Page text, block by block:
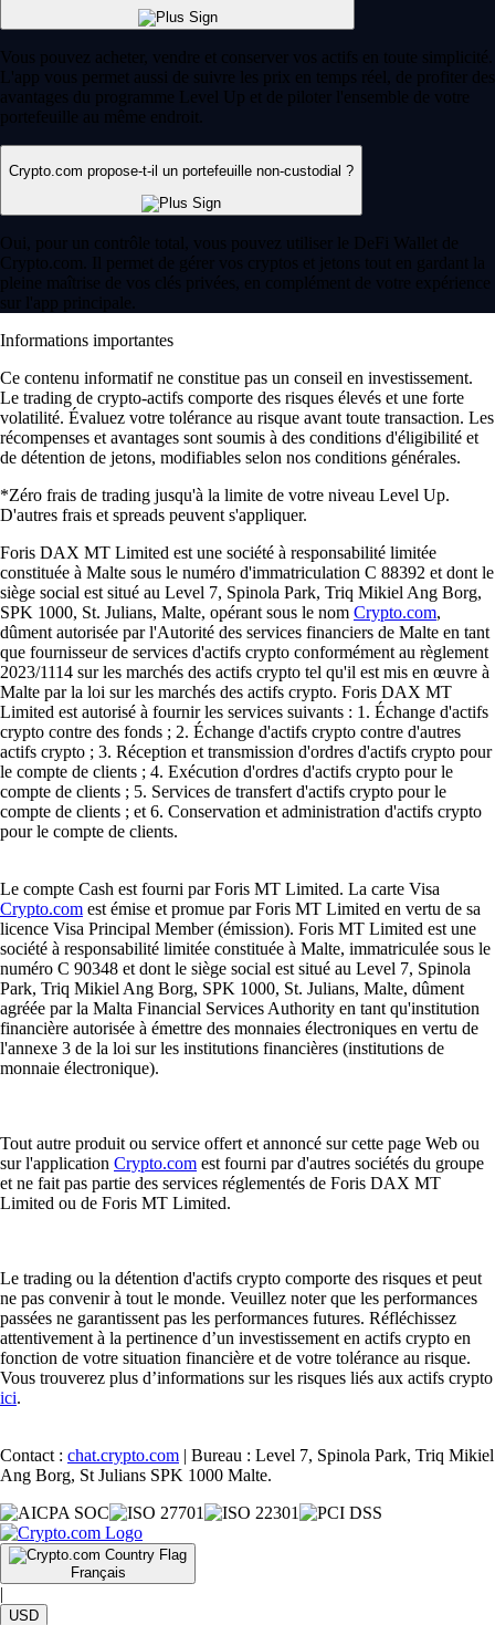
Vous pouvez acheter, vendre et conserver vos actifs en toute simplicité.
L'app vous permet aussi de suivre les prix en temps réel, de profiter des
avantages du programme Level Up et de piloter l'ensemble de votre
portefeuille au même endroit.
Crypto.com propose-t-il un portefeuille non-custodial ?
Oui, pour un contrôle total, vous pouvez utiliser le DeFi Wallet de
Crypto.com. Il permet de gérer vos cryptos et jetons tout en gardant la
pleine maîtrise de vos clés privées, en complément de votre expérience
sur l'app principale.
Informations importantes
Ce contenu informatif ne constitue pas un conseil en investissement.
Le trading de crypto-actifs comporte des risques élevés et une forte
volatilité. Évaluez votre tolérance au risque avant toute transaction. Les
récompenses et avantages sont soumis à des conditions d'éligibilité et
de détention de jetons, modifiables selon nos conditions générales.
*Zéro frais de trading jusqu'à la limite de votre niveau Level Up.
D'autres frais et spreads peuvent s'appliquer.
Foris DAX MT Limited est une société à responsabilité limitée
constituée à Malte sous le numéro d'immatriculation C 88392 et dont le
siège social est situé au Level 7, Spinola Park, Triq Mikiel Ang Borg,
SPK 1000, St. Julians, Malte, opérant sous le nom Crypto.com,
dûment autorisée par l'Autorité des services financiers de Malte en tant
que fournisseur de services d'actifs crypto conformément au règlement
2023/1114 sur les marchés des actifs crypto tel qu'il est mis en œuvre à
Malte par la loi sur les marchés des actifs crypto. Foris DAX MT
Limited est autorisé à fournir les services suivants : 1. Échange d'actifs
crypto contre des fonds ; 2. Échange d'actifs crypto contre d'autres
actifs crypto ; 3. Réception et transmission d'ordres d'actifs crypto pour
le compte de clients ; 4. Exécution d'ordres d'actifs crypto pour le
compte de clients ; 5. Services de transfert d'actifs crypto pour le
compte de clients ; et 6. Conservation et administration d'actifs crypto
pour le compte de clients.
Le compte Cash est fourni par Foris MT Limited. La carte Visa
Crypto.com est émise et promue par Foris MT Limited en vertu de sa
licence Visa Principal Member (émission). Foris MT Limited est une
société à responsabilité limitée constituée à Malte, immatriculée sous le
numéro C 90348 et dont le siège social est situé au Level 7, Spinola
Park, Triq Mikiel Ang Borg, SPK 1000, St. Julians, Malte, dûment
agréée par la Malta Financial Services Authority en tant qu'institution
financière autorisée à émettre des monnaies électroniques en vertu de
l'annexe 3 de la loi sur les institutions financières (institutions de
monnaie électronique).
Tout autre produit ou service offert et annoncé sur cette page Web ou
sur l'application Crypto.com est fourni par d'autres sociétés du groupe
et ne fait pas partie des services réglementés de Foris DAX MT
Limited ou de Foris MT Limited.
Le trading ou la détention d'actifs crypto comporte des risques et peut
ne pas convenir à tout le monde. Veuillez noter que les performances
passées ne garantissent pas les performances futures. Réfléchissez
attentivement à la pertinence d’un investissement en actifs crypto en
fonction de votre situation financière et de votre tolérance au risque.
Vous trouverez plus d’informations sur les risques liés aux actifs crypto
ici.
Contact : chat.crypto.com | Bureau : Level 7, Spinola Park, Triq Mikiel
Ang Borg, St Julians SPK 1000 Malte.
Français
|
USD